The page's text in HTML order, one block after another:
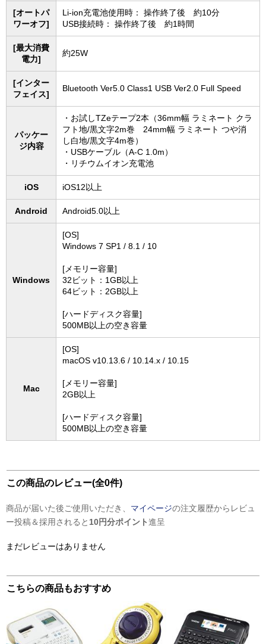
[オートパ
ワーオフ]
Li-ion充電池使用時： 操作終了後 約10分
USB接続時： 操作終了後 約1時間
[最大消費
電力]
約25W
[インター
フェイス]
Bluetooth Ver5.0 Class1 USB Ver2.0 Full Speed
パッケー
ジ内容
・お試しTZeテープ2本（36mm幅 ラミネート クラ
フト地/黒文字2m巻 24mm幅 ラミネート つや消
し白地/黒文字4m巻）
・USBケーブル（A-C 1.0m）
・リチウムイオン充電池
iOS iOS12以上
Android Android5.0以上
Windows
[OS]
Windows 7 SP1 / 8.1 / 10
[メモリー容量]
32ビット：1GB以上
64ビット：2GB以上
[ハードディスク容量]
500MB以上の空き容量
Mac
[OS]
macOS v10.13.6 / 10.14.x / 10.15
[メモリー容量]
2GB以上
[ハードディスク容量]
500MB以上の空き容量
この商品のレビュー(全0件)
商品が届いた後ご使用いただき、 マイページの注文履歴からレビュ
ー投稿＆採用されると 10円分ポイント進呈
まだレビューはありません
こちらの商品もおすすめ